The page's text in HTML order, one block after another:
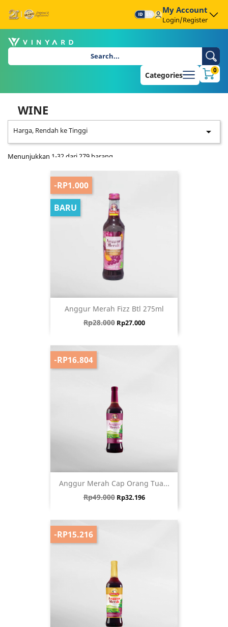
My Account
Login/Register
Categories
0
WINE
Harga, Rendah ke Tinggi 
Menunjukkan 1-32 dari 279 barang
Anggur Merah Fizz Btl 275ml
Harga biasa
Rp28.000 Harga
Rp27.000
-RP1.000
BARU
Anggur Merah Cap Orang Tua...
Harga biasa
Rp49.000 Harga
Rp32.196
-RP16.804
-RP15.216